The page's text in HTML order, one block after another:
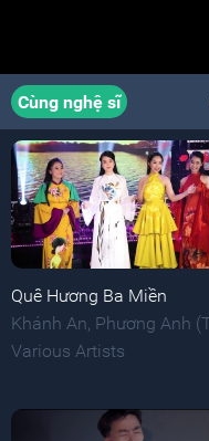
Cùng nghệ sĩ
Quê Hương Ba Miền
Khánh An Phương Anh
Various Artists